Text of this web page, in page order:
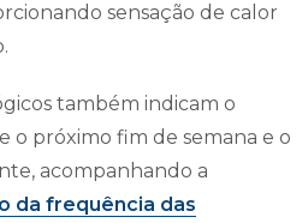
sensação de calor
também indicam o
o próximo fim de semana e o
acompanhando a
da frequência das